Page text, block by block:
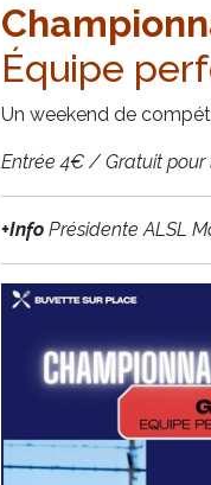
Équipe
Un weekend de
Entrée 4€ / Gratuit pour
+InfoPrésidente ALSL